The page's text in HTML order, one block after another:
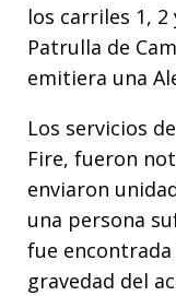
los carriles 1, 2
Patrulla de
emitiera una
Los servicios
Fire, fueron
enviaron
una persona
fue
gravedad del